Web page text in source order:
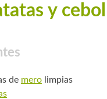
y
de merolimpias